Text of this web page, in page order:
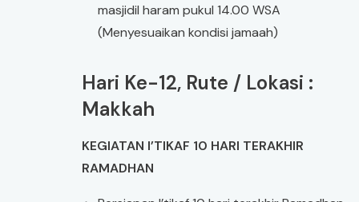
masjidil haram pukul 14.00 WSA
(Menyesuaikan kondisi jamaah)
Hari Ke-12, Rute / Lokasi :
Makkah
KEGIATAN I’TIKAF 10 HARI TERAKHIR
RAMADHAN